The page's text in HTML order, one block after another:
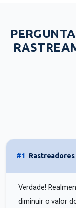
#1
Verdade!
diminuir o valor